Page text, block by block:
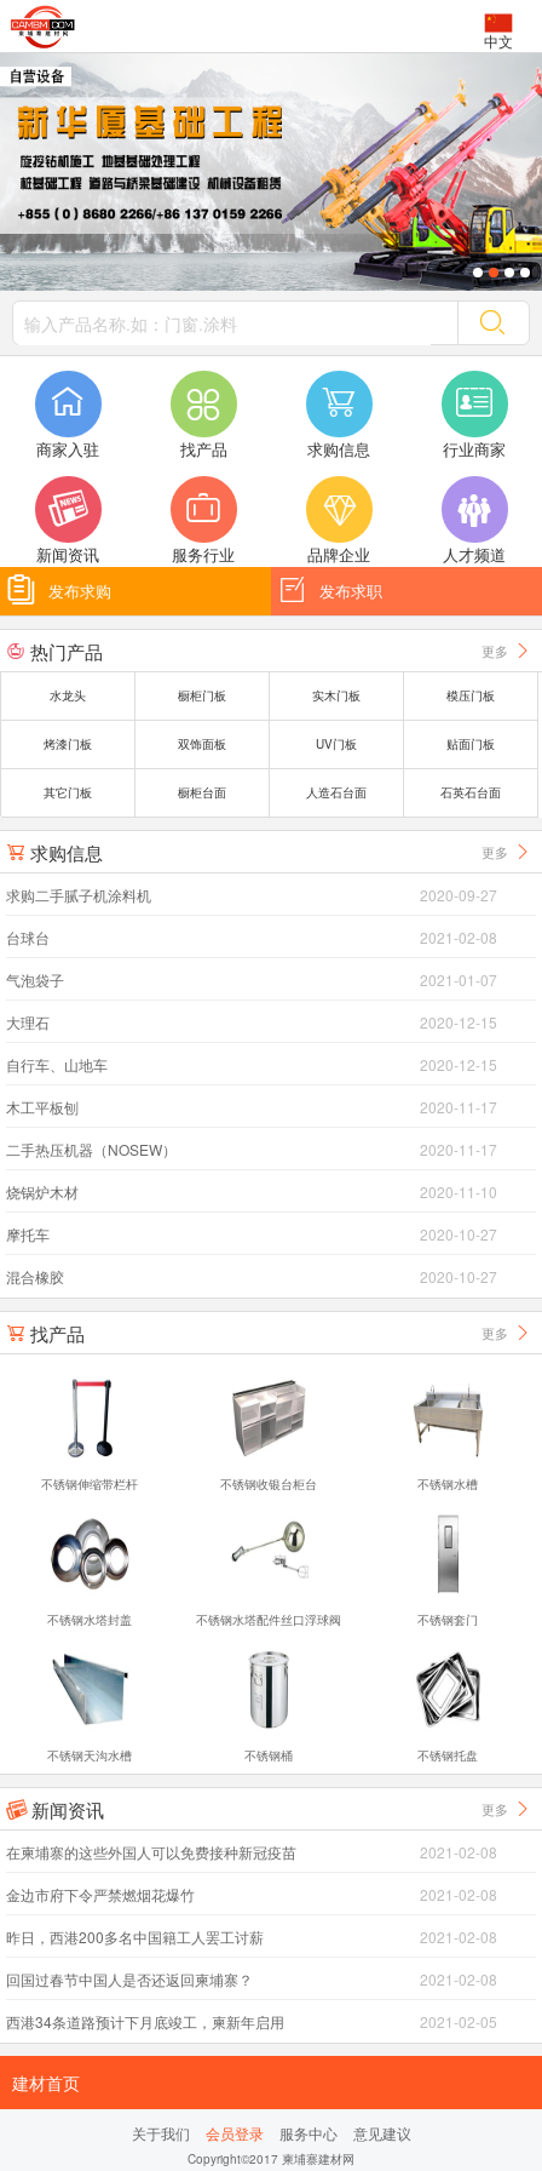
中文

商家入驻

找产品

求购信息

行业商家

新闻资讯

服务行业

品牌企业

人才频道
 发布求购  发布求职
 热门产品 更多 
水龙头 橱柜门板 实木门板 模压门板
烤漆门板 双饰面板 UV门板 贴面门板
其它门板 橱柜台面 人造石台面 石英石台面
 求购信息 更多 
求购二手腻子机涂料机 2020-09-27
台球台 2021-02-08
气泡袋子 2021-01-07
大理石 2020-12-15
自行车、山地车 2020-12-15
木工平板刨 2020-11-17
二手热压机器（NOSEW） 2020-11-17
烧锅炉木材 2020-11-10
摩托车 2020-10-27
混合橡胶 2020-10-27
 找产品 更多 
不锈钢伸缩带栏杆 不锈钢收银台柜台 不锈钢水槽
不锈钢水塔封盖 不锈钢水塔配件丝口浮球阀 不锈钢套门
不锈钢天沟水槽 不锈钢桶 不锈钢托盘
 新闻资讯 更多 
在柬埔寨的这些外国人可以免费接种新冠疫苗 2021-02-08
金边市府下令严禁燃烟花爆竹 2021-02-08
昨日，西港200多名中国籍工人罢工讨薪 2021-02-08
回国过春节中国人是否还返回柬埔寨？ 2021-02-08
西港34条道路预计下月底竣工，柬新年启用 2021-02-05
建材首页
关于我们 会员登录 服务中心 意见建议
Copyright©2017 柬埔寨建材网